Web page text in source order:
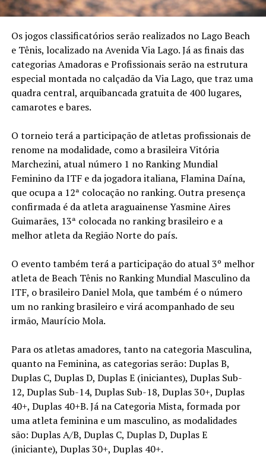
Os jogos classificatórios serão realizados no Lago Beach
e Tênis, localizado na Avenida Via Lago. Já as finais das
categorias Amadoras e Profissionais serão na estrutura
especial montada no calçadão da Via Lago, que traz uma
quadra central, arquibancada gratuita de 400 lugares,
camarotes e bares.
O torneio terá a participação de atletas profissionais de
renome na modalidade, como a brasileira Vitória
Marchezini, atual número 1 no Ranking Mundial
Feminino da ITF e da jogadora italiana, Flamina Daína,
que ocupa a 12ª colocação no ranking. Outra presença
confirmada é da atleta araguainense Yasmine Aires
Guimarães, 13ª colocada no ranking brasileiro e a
melhor atleta da Região Norte do país.
O evento também terá a participação do atual 3º melhor
atleta de Beach Tênis no Ranking Mundial Masculino da
ITF, o brasileiro Daniel Mola, que também é o número
um no ranking brasileiro e virá acompanhado de seu
irmão, Maurício Mola.
Para os atletas amadores, tanto na categoria Masculina,
quanto na Feminina, as categorias serão: Duplas B,
Duplas C, Duplas D, Duplas E (iniciantes), Duplas Sub-
12, Duplas Sub-14, Duplas Sub-18, Duplas 30+, Duplas
40+, Duplas 40+B. Já na Categoria Mista, formada por
uma atleta feminina e um masculino, as modalidades
são: Duplas A/B, Duplas C, Duplas D, Duplas E
(iniciante), Duplas 30+, Duplas 40+.